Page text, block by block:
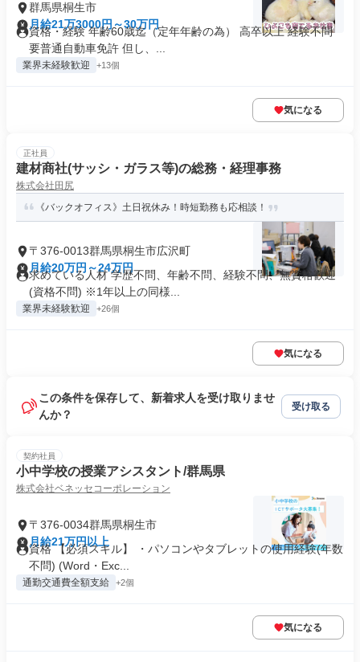
群馬県桐生市
月給21万3000円～30万円
資格・経験 年齢60歳迄（定年年齢の為） 高卒以上 経験不問
要普通自動車免許 但し、...
業界未経験歓迎 +13個
気になる
正社員
建材商社(サッシ・ガラス等)の総務・経理事務
株式会社田尻
《バックオフィス》土日祝休み！時短勤務も応相談！
〒376-0013群馬県桐生市広沢町
月給20万円～24万円
求めている人材 学歴不問、年齢不問、経験不問、無資格歓迎
(資格不問) ※1年以上の同様...
業界未経験歓迎 +26個
気になる
この条件を保存して、新着求人を受け取りませ
んか？
受け取る
契約社員
小中学校の授業アシスタント/群馬県
株式会社ベネッセコーポレーション
〒376-0034群馬県桐生市
月給21万円以上
資格 【必須スキル】 ・パソコンやタブレットの使用経験(年数
不問) (Word・Exc...
通勤交通費全額支給 +2個
気になる